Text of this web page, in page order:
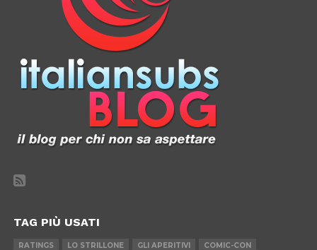
TAG PIÙ USATI
RATINGS LO STRILLONE GLI APERITIVI
COMIC-CON